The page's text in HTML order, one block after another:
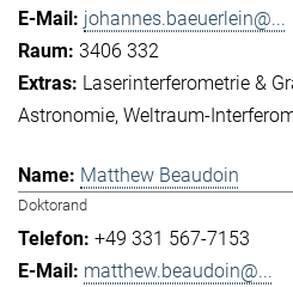
johannes.baeuerlein@...
3406 332
Laserinterferometrie &
Astronomie Weltraum-
Matthew Beaudoin
Doktorand
+49 331 567-7153
matthew.beaudoin@...